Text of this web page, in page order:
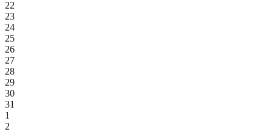
22
23
24
25
26
27
28
29
30
31
1
2